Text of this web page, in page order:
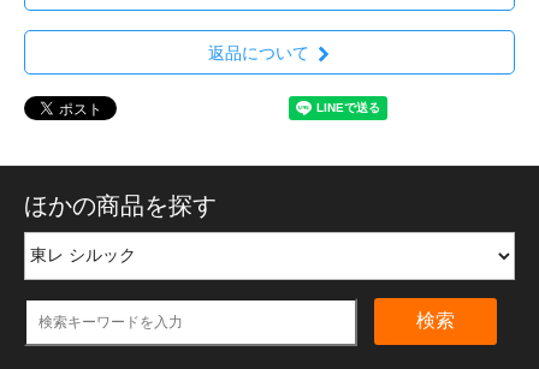
返品について
ほかの商品を探す
検索